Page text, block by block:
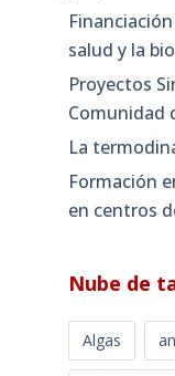
salud y la
Proyectos
Comunidad
La
Formación
en centros
Nube de
Algas